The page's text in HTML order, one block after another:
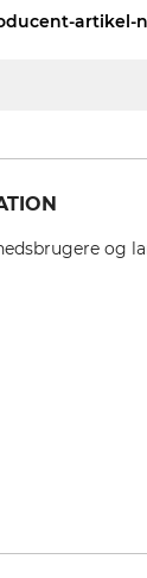
artikel-
og